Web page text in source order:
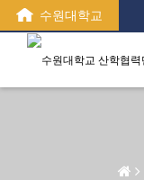
수원대학교